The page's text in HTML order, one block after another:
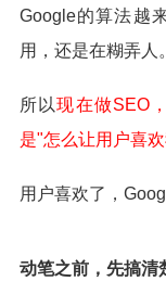
Google的算法越
用，还是在糊弄人。
所以现在做SEO
是"怎么让用户喜
用户喜欢了，
动笔之前，先搞清